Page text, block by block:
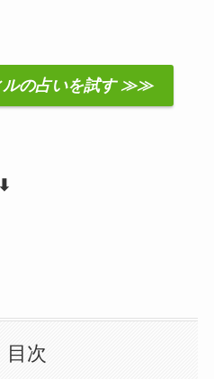
ルの占いを試す ≫≫
目次